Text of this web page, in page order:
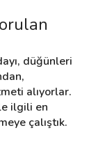
düğünleri
alıyorlar.
ilgili en
çalıştık.